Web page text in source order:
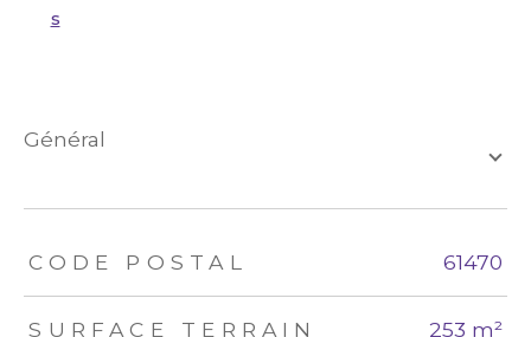
s
général
TRAD_ZEPHYR_Caracteristique TRAD_ZEPHYR_Valeurs
CODE POSTAL 61470
SURFACE TERRAIN 253 m²